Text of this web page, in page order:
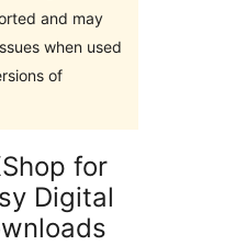
and may
when used
of
for
Digital